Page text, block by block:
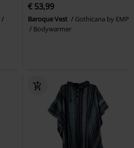
€ 53,99
Baroque Vest
Gothicana by EMP
Bodywarmer